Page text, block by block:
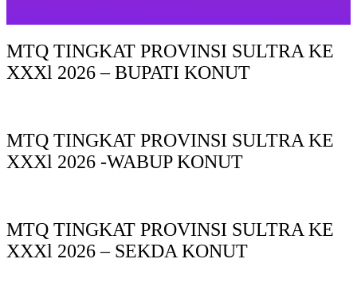
MTQ TINGKAT PROVINSI SULTRA KE
XXXl 2026 – BUPATI KONUT
MTQ TINGKAT PROVINSI SULTRA KE
XXXl 2026 -WABUP KONUT
MTQ TINGKAT PROVINSI SULTRA KE
XXXl 2026 – SEKDA KONUT